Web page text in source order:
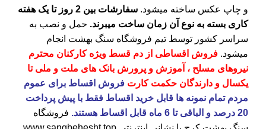
و چاپ عکس ساخته میشود.
سفارشات بین 2 روز تا یک هفته
کاری بسته به نوع آن زمان ساخت میبرند. حمل و نصب به
سراسر کشور توسط تیم فروشگاه سنگ بهشت انجام
میشود. فروش اقساطی از دم قسط ویژه کارکنان محترم
نیروهای مسلح ، آموزش و پرورش بانک های ملت و ملی تا
یکسال و دارندگان حکمت کارت فروش اقساط برای عموم
مردم تمام نمونه ها قابل خرید اقساط فقط با پیش پرداخت
20 درصد و الباقی تا 6 ماه قابل اقساط هستند.
فروشگاه